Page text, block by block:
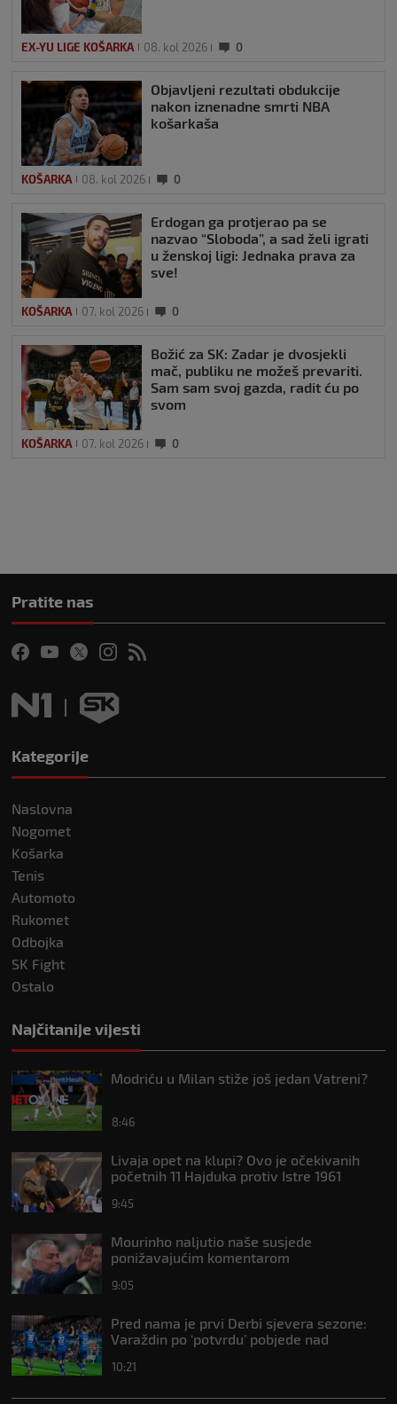
EX-YU LIGE KOŠARKA 08. kol 2026 0
Objavljeni rezultati obdukcije
nakon iznenadne smrti NBA
košarkaša
KOŠARKA 08. kol 2026 0
Erdogan ga protjerao pa se
nazvao “Sloboda”, a sad želi igrati
u ženskoj ligi: Jednaka prava za
sve!
KOŠARKA 07. kol 2026 0
Božić za SK: Zadar je dvosjekli
mač, publiku ne možeš prevariti.
Sam sam svoj gazda, radit ću po
svom
KOŠARKA 07. kol 2026 0
Pratite nas
Kategorije
Naslovna
Nogomet
Košarka
Tenis
Automoto
Rukomet
Odbojka
SK Fight
Ostalo
Najčitanije vijesti
Modriću u Milan stiže još jedan Vatreni?
8:46
Livaja opet na klupi? Ovo je očekivanih
početnih 11 Hajduka protiv Istre 1961
9:45
Mourinho naljutio naše susjede
ponižavajućim komentarom
9:05
Pred nama je prvi Derbi sjevera sezone:
Varaždin po ‘potvrdu’ pobjede nad
10:21